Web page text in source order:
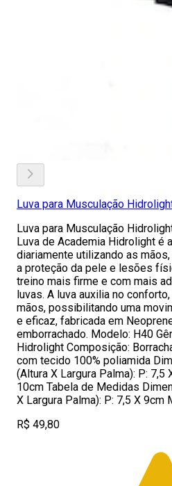
Luva para Musculação
Luva para Musculação
Luva de Academia Hidrolight é
diariamente utilizando as
a proteção da pele e lesões
treino mais firme e com mais
luvas. A luva auxilia no
mãos, possibilitando uma
e eficaz, fabricada em
emborrachado. Modelo: H40
Hidrolight Composição:
com tecido 100% poliamida
(Altura X Largura Palma): P: 7,5
10cm Tabela de Medidas
X Largura Palma): P: 7,5 X 9cm
R$ 49,80